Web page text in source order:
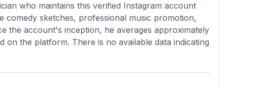
who maintains this verified Instagram account
comedy sketches, professional music promotion,
the account's inception, he averages approximately
the platform. There is no available data indicating